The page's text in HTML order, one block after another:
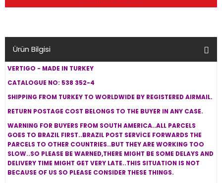
Ürün Bilgisi
VERTIGO - MADE IN TURKEY
CATALOGUE NO: 538 352-4
SHIPPING FROM TURKEY TO WORLDWIDE BY REGISTERED AIRMAIL.
RETURN POSTAGE COST BELONGS TO THE BUYER IN ANY CASE.
WARNING FOR BUYERS FROM SOUTH AMERICA..ALL PARCELS
GOES TO BRAZIL FIRST..BRAZIL POST SERVİCE FORWARDS THE
PARCELS TO OTHER COUNTRIES..BUT THEY ARE WORKING TOO
SLOW..SO PLEASE BE WARNED,THERE MIGHT BE SOME DELAYS AND
DELIVERY TIME MIGHT GET VERY LATE..THIS SITUATION IS NOT
BECAUSE OF US SO PLEASE CONSIDER THESE THINGS.